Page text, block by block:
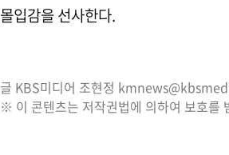
몰입감을 선사한다.
글 KBS미디어 조현정
※ 이 콘텐츠는 저작권법에 의하여 보호를